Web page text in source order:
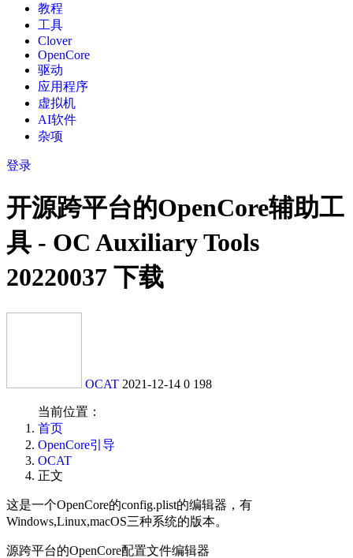
教程
工具
Clover
OpenCore
驱动
应用程序
虚拟机
AI软件
杂项
登录
开源跨平台的OpenCore辅助工
具 - OC Auxiliary Tools
20220037 下载
OCAT 2021-12-14 0 198
当前位置：
首页
OpenCore引导
OCAT
正文
这是一个OpenCore的config.plist的编辑器，有
Windows,Linux,macOS三种系统的版本。
源跨平台的OpenCore配置文件编辑器